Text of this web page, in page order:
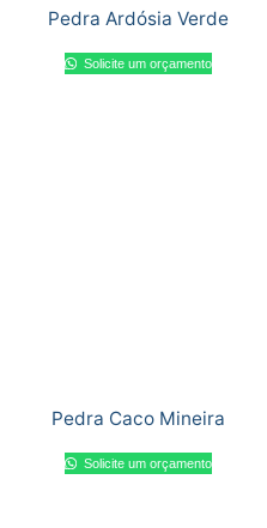
Pedra Ardósia Verde
Solicite um orçamento
Pedra Caco Mineira
Solicite um orçamento